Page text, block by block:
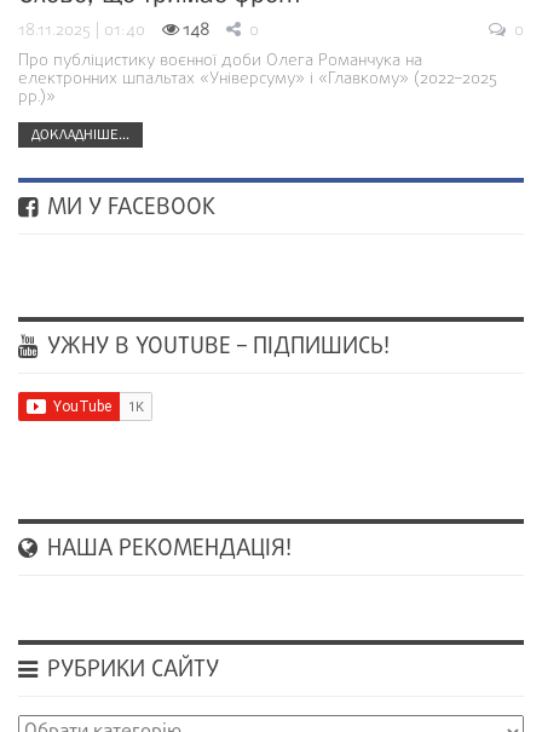
18.11.2025 | 01:40 148 0
0
Про публіцистику воєнної доби Олега Романчука на
електронних шпальтах «Універсуму» і «Главкому» (2022–2025
рр.)»
ДОКЛАДНІШЕ...
МИ У FACEBOOK
УЖНУ В YOUTUBE – ПІДПИШИСЬ!
НАША РЕКОМЕНДАЦІЯ!
РУБРИКИ САЙТУ